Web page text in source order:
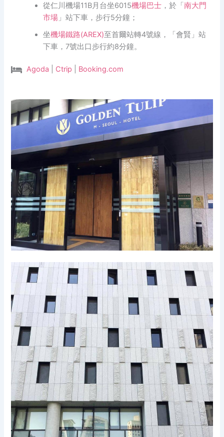
從仁川機場11B月台坐6015機場巴士 ，於「南大門
市場 」站下車，步行5分鐘；
坐機場鐵路(AREX)至首爾站轉4號線，「會賢」站
下車，7號出口步行約8分鐘。
Agoda Ctrip Booking.com